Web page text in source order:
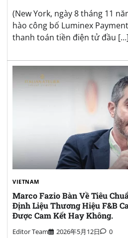
(New York, ngày 8 tháng 11
hào công bố Luminex
thanh toán tiền điện tử đầu […]
VIETNAM
Marco Fazio Bàn Về Tiêu
Định Liệu Thương Hiệu F&B
Được Cam Kết Hay Không.
Editor Team 2026年5月12日 0